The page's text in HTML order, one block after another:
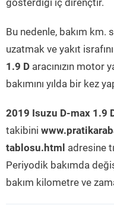
gösterdiği iç dirençtir.
Bu nedenle, bakım
uzatmak ve yakıt
1.9 D aracınızın motor
bakımını yılda bir kez
2019 Isuzu D-max 1.9
takibini
tablosu.html adresine
Periyodik bakımda
bakım kilometre ve